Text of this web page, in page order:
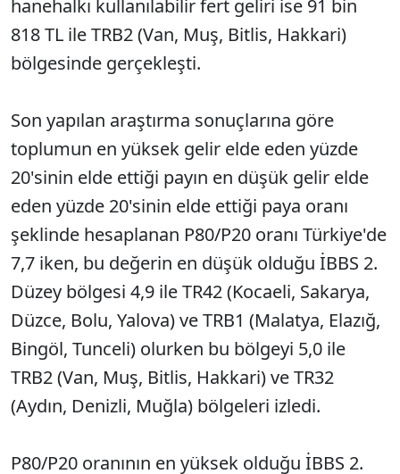
hanehalkı kullanılabilir fert geliri ise 91 bin
818 TL ile TRB2 (Van, Muş, Bitlis, Hakkari)
bölgesinde gerçekleşti.
Son yapılan araştırma sonuçlarına göre
toplumun en yüksek gelir elde eden yüzde
20'sinin elde ettiği payın en düşük gelir elde
eden yüzde 20'sinin elde ettiği paya oranı
şeklinde hesaplanan P80/P20 oranı Türkiye'de
7,7 iken, bu değerin en düşük olduğu İBBS 2.
Düzey bölgesi 4,9 ile TR42 (Kocaeli, Sakarya,
Düzce, Bolu, Yalova) ve TRB1 (Malatya, Elazığ,
Bingöl, Tunceli) olurken bu bölgeyi 5,0 ile
TRB2 (Van, Muş, Bitlis, Hakkari) ve TR32
(Aydın, Denizli, Muğla) bölgeleri izledi.
P80/P20 oranının en yüksek olduğu İBBS 2.